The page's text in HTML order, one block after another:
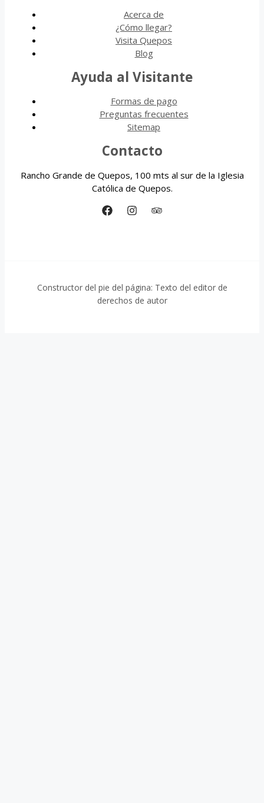
Acerca de
¿Cómo llegar?
Visita Quepos
Blog
Ayuda al Visitante
Formas de pago
Preguntas frecuentes
Sitemap
Contacto
Rancho Grande de Quepos, 100 mts al sur de la Iglesia
Católica de Quepos.
Constructor del pie del página: Texto del editor de
derechos de autor